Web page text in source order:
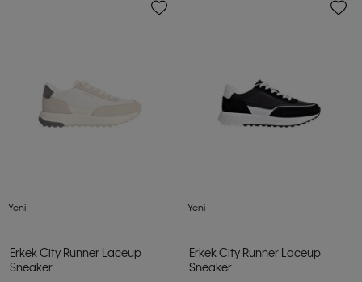
Yeni
Erkek City Runner Laceup
Sneaker
Yeni
Erkek City Runner Laceup
Sneaker